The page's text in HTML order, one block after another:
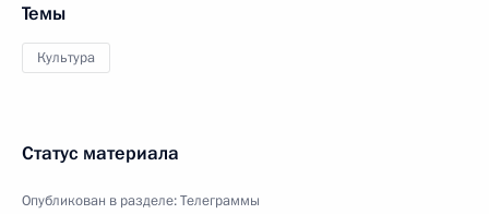
Темы
Культура
Статус материала
Опубликован в разделе:Телеграммы